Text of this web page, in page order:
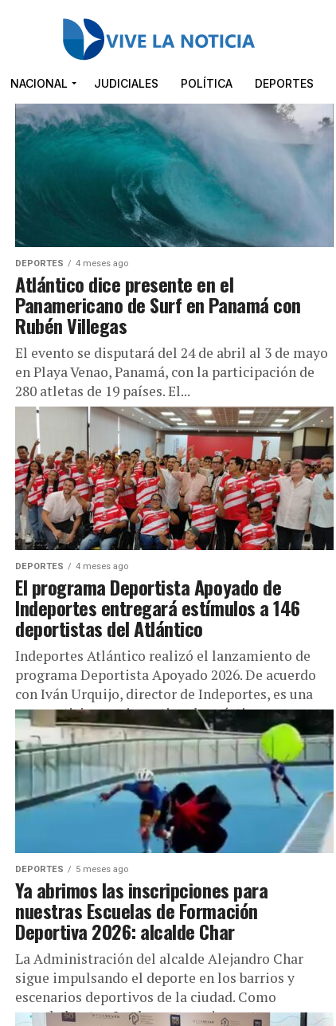
NACIONAL JUDICIALES POLÍTICA DEPORTES
DEPORTES 4 meses ago
Atlántico dice presente en el
Panamericano de Surf en Panamá con
Rubén Villegas
El evento se disputará del 24 de abril al 3 de mayo
en Playa Venao, Panamá, con la participación de
280 atletas de 19 países. El...
DEPORTES 4 meses ago
El programa Deportista Apoyado de
Indeportes entregará estímulos a 146
deportistas del Atlántico
Indeportes Atlántico realizó el lanzamiento de
programa Deportista Apoyado 2026. De acuerdo
con Iván Urquijo, director de Indeportes, es una
gran noticia para incentivar la práctica...
DEPORTES 5 meses ago
Ya abrimos las inscripciones para
nuestras Escuelas de Formación
Deportiva 2026: alcalde Char
La Administración del alcalde Alejandro Char
sigue impulsando el deporte en los barrios y
escenarios deportivos de la ciudad. Como
novedad, este año el programa incorpora...